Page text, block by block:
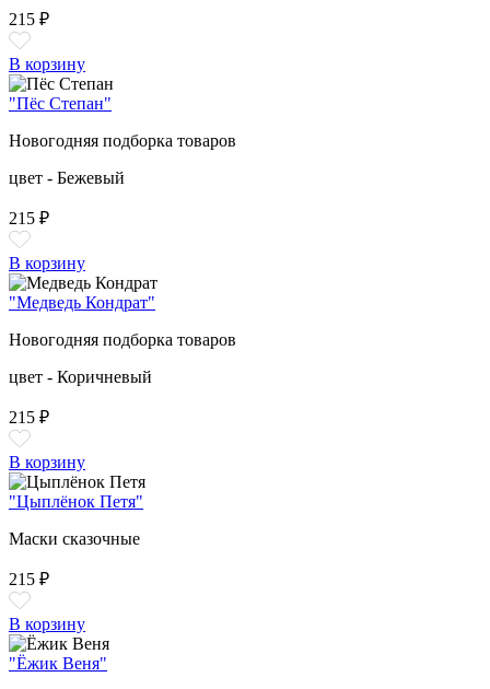
215 ₽
В корзину
"Пёс Степан"
Новогодняя подборка товаров
цвет - Бежевый
215 ₽
В корзину
"Медведь Кондрат"
Новогодняя подборка товаров
цвет - Коричневый
215 ₽
В корзину
"Цыплёнок Петя"
Маски сказочные
215 ₽
В корзину
"Ёжик Веня"